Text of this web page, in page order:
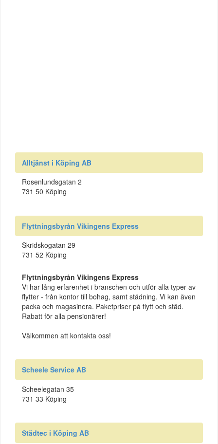
Alltjänst i Köping AB
Rosenlundsgatan 2
731 50 Köping
Flyttningsbyrån Vikingens Express
Skridskogatan 29
731 52 Köping
Flyttningsbyrån Vikingens Express
Vi har lång erfarenhet i branschen och utför alla typer av
flytter - från kontor till bohag, samt städning. Vi kan även
packa och magasinera. Paketpriser på flytt och städ.
Rabatt för alla pensionärer!
Välkommen att kontakta oss!
Scheele Service AB
Scheelegatan 35
731 33 Köping
Städtec i Köping AB